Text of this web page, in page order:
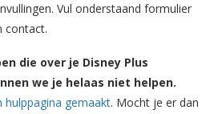
Vul onderstaand formulier
contact.
die over je Disney Plus
we je helaas niet helpen.
hulppagina gemaakt. Mocht je er dan